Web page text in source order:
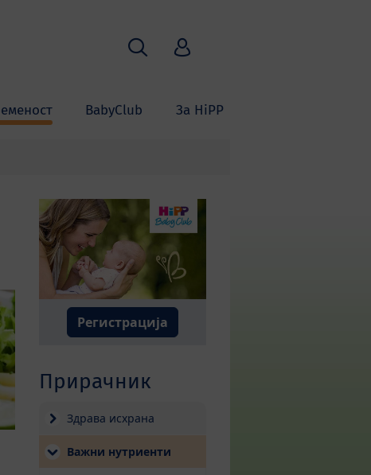
BabyClub За HiPP
Пребарување
HiPP Babyclub
Регистрација
Прирачник
Здрава исхрана
Важни нутриенти